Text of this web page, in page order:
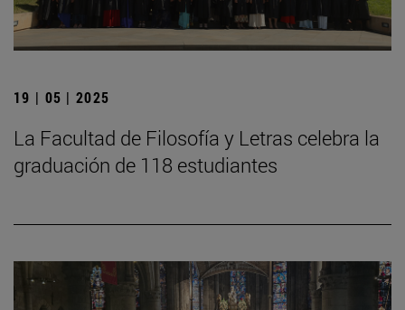
19 | 05 | 2025
La Facultad de Filosofía y Letras celebra la
graduación de 118 estudiantes